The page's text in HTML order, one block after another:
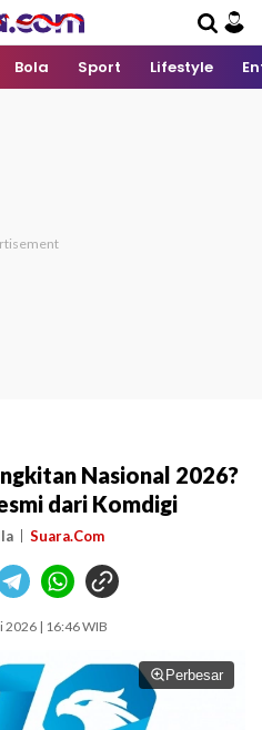
Bola Sport Lifestyle
Nasional 2026?
dari Komdigi
Suara.Com
2026 | 16:46 WIB
Perbesar